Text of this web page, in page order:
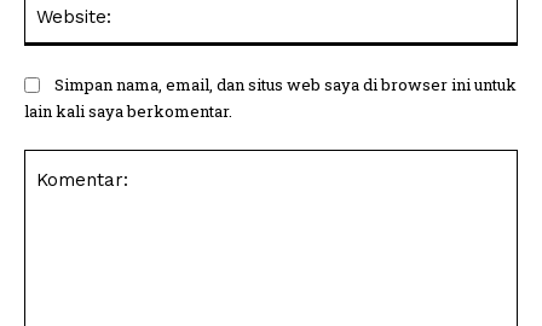
Simpan nama, email, dan situs web saya di browser ini untuk
lain kali saya berkomentar.